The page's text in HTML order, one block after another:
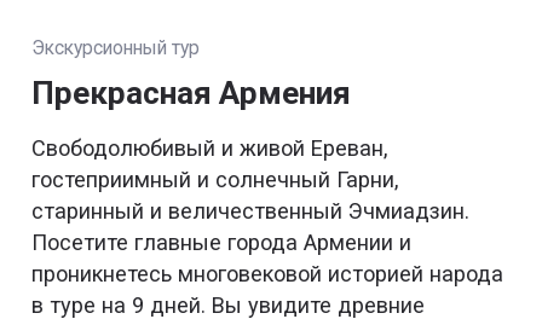
Экскурсионный тур
Прекрасная Армения
Свободолюбивый и живой Ереван,
гостеприимный и солнечный Гарни,
старинный и величественный Эчмиадзин.
Посетите главные города Армении и
проникнетесь многовековой историей народа
в туре на 9 дней. Вы увидите древние